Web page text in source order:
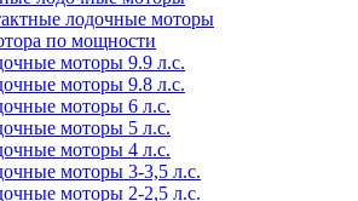
лодочные моторы
по мощности
моторы 9.9 л.с.
моторы 9.8 л.с.
моторы 6 л.с.
моторы 5 л.с.
моторы 4 л.с.
моторы 3-3,5 л.с.
моторы 2-2,5 л.с.